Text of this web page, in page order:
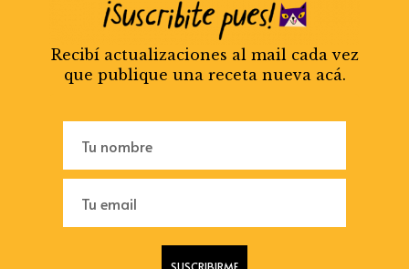
Recibí actualizaciones al mail cada vez
que publique una receta nueva acá.